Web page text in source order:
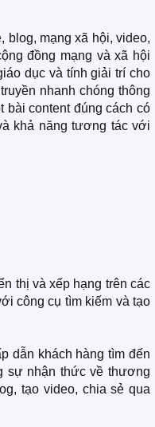
blog, mạng xã hội, video,
đồng mạng và xã hội
dục và tính giải trí cho
nhanh chóng thông
bài content đúng cách có
khả năng tương tác với
thị và xếp hạng trên các
công cụ tìm kiếm và tạo
dẫn khách hàng tìm đến
sự nhận thức về thương
tạo video, chia sẻ qua